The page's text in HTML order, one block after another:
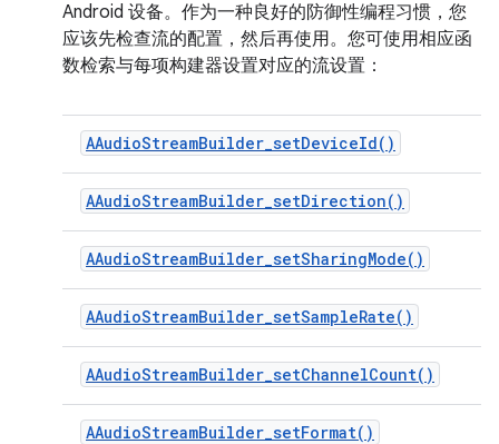
Android 设备。作为一种良好的防御性编程习惯，您
应该先检查流的配置，然后再使用。您可使用相应函
数检索与每项构建器设置对应的流设置：
AAudioStreamBuilder_setDeviceId()
AAudioStreamBuilder_setDirection()
AAudioStreamBuilder_setSharingMode()
AAudioStreamBuilder_setSampleRate()
AAudioStreamBuilder_setChannelCount()
AAudioStreamBuilder_setFormat()